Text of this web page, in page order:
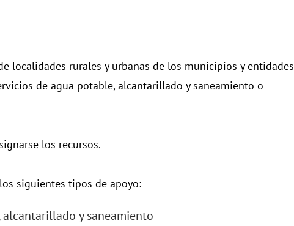
localidades rurales y urbanas de los municipios y entidades
de agua potable, alcantarillado y saneamiento o
los recursos.
siguientes tipos de apoyo:
y saneamiento